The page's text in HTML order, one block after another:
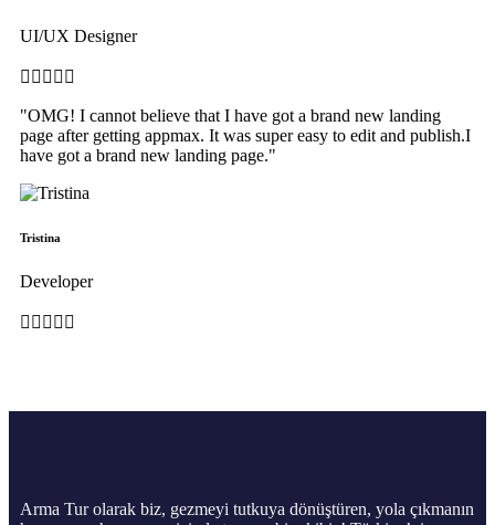
UI/UX Designer
    
"OMG! I cannot believe that I have got a brand new landing
page after getting appmax. It was super easy to edit and publish.I
have got a brand new landing page."
Tristina
Developer
    
Arma Tur olarak biz, gezmeyi tutkuya dönüştüren, yola çıkmanın